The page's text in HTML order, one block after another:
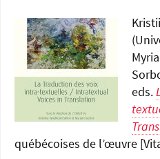
eds.
québécoises de l’œuvre